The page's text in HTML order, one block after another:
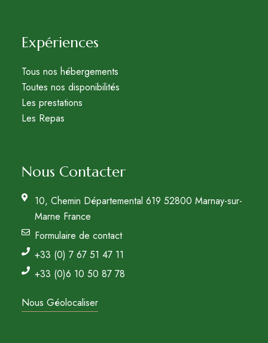
Expériences
Tous nos hébergements
Toutes nos disponibilités
Les prestations
Les Repas
Nous Contacter
10, Chemin Départemental 619 52800 Marnay-sur-
Marne France
Formulaire de contact
+33 (0) 7 67 51 47 11
+33 (0)6 10 50 87 78
Nous Géolocaliser